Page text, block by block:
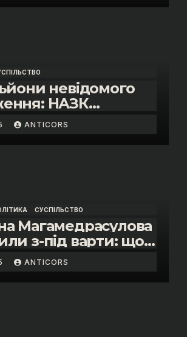
невідомого
НАЗК
розкішне життя
митниці “Тиса”
Пупени»
ANTICORS
СУСПІЛЬСТВО
Магамедрасулова
з-під варти: що
у залі суду»
ANTICORS